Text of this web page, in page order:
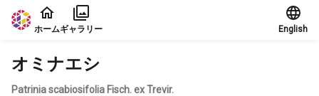
本文に飛ぶ
ホームギャラリー English
オミナエシ
Patrinia scabiosifolia Fisch. ex Trevir.